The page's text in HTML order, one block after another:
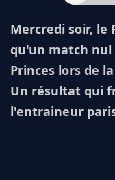
Mercredi soir, le
qu'un match nul
Princes lors de
Un résultat qui
l'entraineur